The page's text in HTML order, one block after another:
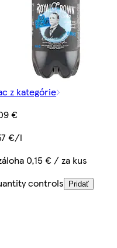
z kategórie
€
€/l
0,15 € / za kus
controls
Pridať